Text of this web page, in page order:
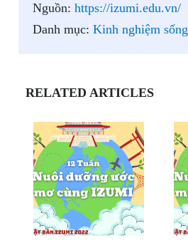
Nguồn: https://izumi.edu.vn/
Danh mục: Kinh nghiệm sống
RELATED ARTICLES